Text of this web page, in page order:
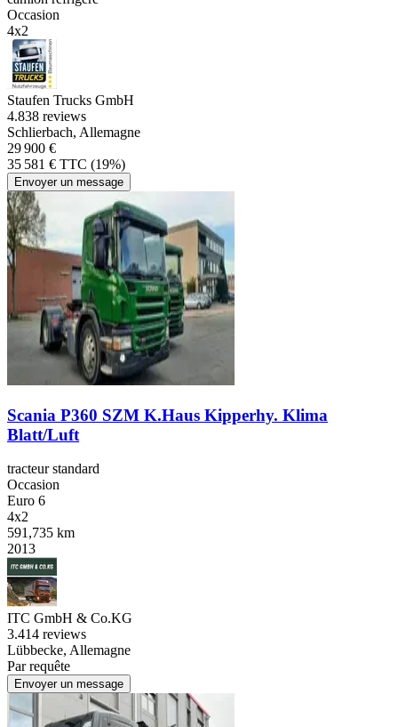
Occasion
4x2
Staufen Trucks GmbH
4.838 reviews
Schlierbach, Allemagne
29 900 €
35 581 € TTC (19%)
Envoyer un message
Scania P360 SZM K.Haus Kipperhy. Klima
Blatt/Luft
tracteur standard
Occasion
Euro 6
4x2
591,735 km
2013
ITC GmbH & Co.KG
3.414 reviews
Lübbecke, Allemagne
Par requête
Envoyer un message